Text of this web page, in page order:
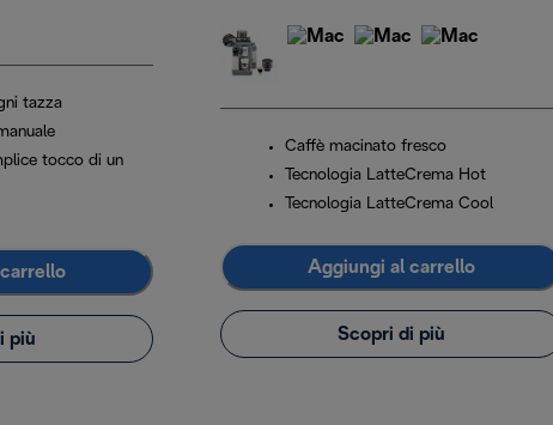
tazza
tocco di un
più
Caffè macinato fresco
Tecnologia LatteCrema Hot
Tecnologia LatteCrema Cool
Aggiungi al carrello
Scopri di più